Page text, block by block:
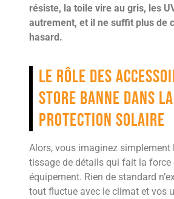
résiste, la toile vire au gris, les
autrement, et il ne suffit plus de
hasard.
Le rôle des
store banne dans la
protection solaire
Alors, vous imaginez simplement
tissage de détails qui fait la force
équipement. Rien de standard
tout fluctue avec le climat et vos